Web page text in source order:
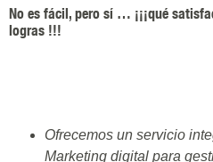
No es fácil, pero sí … ¡¡¡qué
logras !!!
Ofrecemos un servicio
Marketing digital para